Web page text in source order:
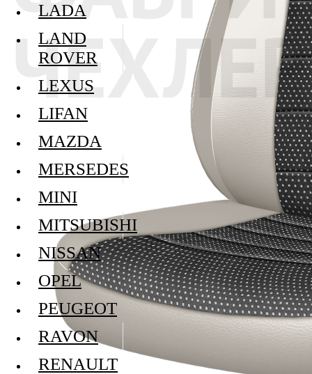
LADA
LAND
ROVER
LEXUS
LIFAN
MAZDA
MERSEDES
MINI
MITSUBISHI
NISSAN
OPEL
PEUGEOT
RAVON
RENAULT